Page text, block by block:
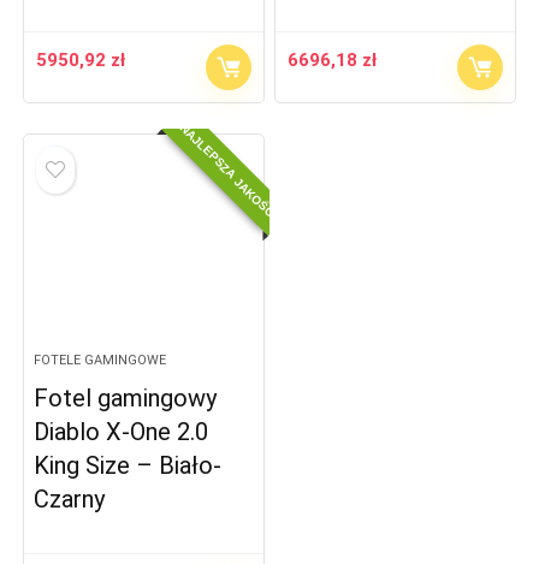
5950,92 zł 6696,18 zł
NAJLEPSZA JAKOŚĆ
FOTELE GAMINGOWE
Fotel gamingowy
Diablo X-One 2.0
King Size – Biało-
Czarny